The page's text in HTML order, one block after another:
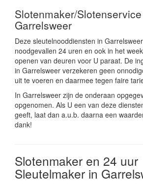
Slotenmaker/
Garrelsweer
Deze sleutelnooddiensten in
noodgevallen 24 uren en ook in het
openen van deuren voor U paraat. De
in Garrelsweer verzekeren geen
uit te voeren en daarmee tegen faire
In Garrelsweer zijn de onderaan
opgenomen. Als U een van deze
geeft, laat dan a.u.b. daarna een
dank!
Slotenmaker en 24 uur
Sleutelmaker in